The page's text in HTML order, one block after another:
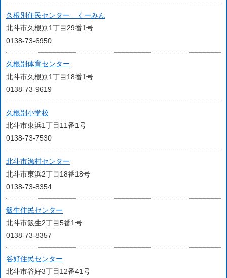
久根別住民センター くーみん
北斗市久根別1丁目29番1号
0138-73-6950
久根別体育センター
北斗市久根別1丁目18番1号
0138-73-9619
久根別小学校
北斗市東浜1丁目11番1号
0138-73-7530
北斗市漁村センター
北斗市東浜2丁目18番18号
0138-73-8354
飯生住民センター
北斗市飯生2丁目5番1号
0138-73-8357
谷好住民センター
北斗市谷好3丁目12番41号